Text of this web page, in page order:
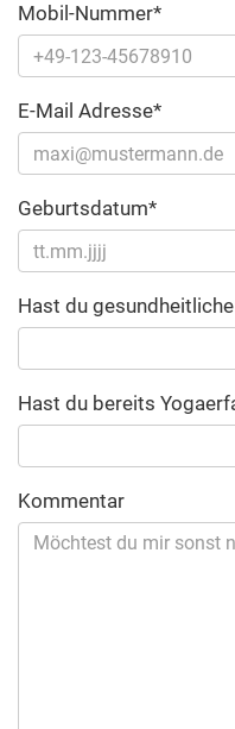
Mobil-Nummer*
E-Mail Adresse*
Geburtsdatum*
Hast du
Hast du bereits
Kommentar